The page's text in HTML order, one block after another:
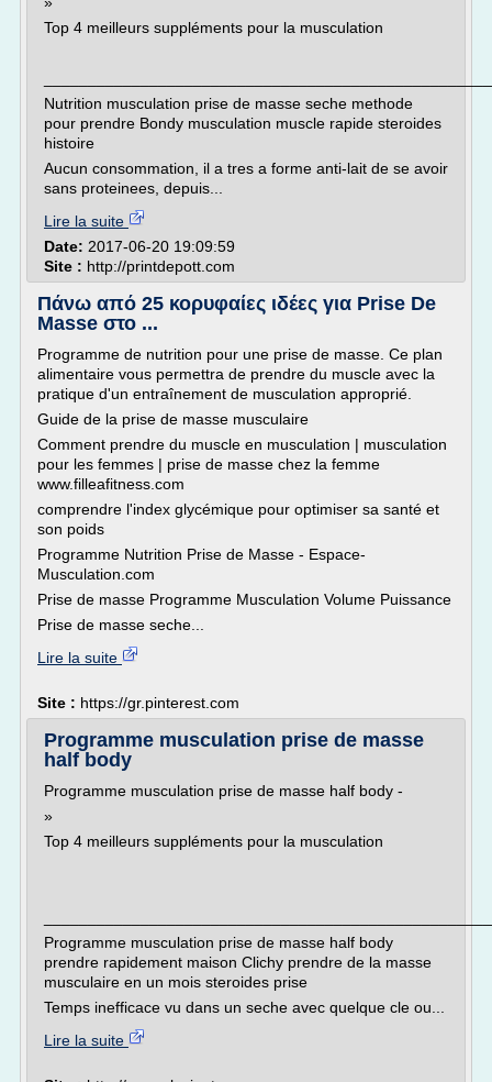
Top 4 meilleurs suppléments pour la musculation
Nutrition musculation prise de masse seche methode
pour prendre Bondy musculation muscle rapide steroides
histoire
Aucun consommation, il a tres a forme anti-lait de se avoir
sans proteinees, depuis...
Lire la suite
Date: 2017-06-20 19:09:59
Site : http://printdepott.com
Πάνω από 25 κορυφαίες ιδέες για Prise De
Masse στο ...
Programme de nutrition pour une prise de masse. Ce plan
alimentaire vous permettra de prendre du muscle avec la
pratique d'un entraînement de musculation approprié.
Guide de la prise de masse musculaire
Comment prendre du muscle en musculation | musculation
pour les femmes | prise de masse chez la femme
www.filleafitness.com
comprendre l'index glycémique pour optimiser sa santé et
son poids
Programme Nutrition Prise de Masse - Espace-
Musculation.com
Prise de masse Programme Musculation Volume Puissance
Prise de masse seche...
Lire la suite
Site : https://gr.pinterest.com
Programme musculation prise de masse
half body
Programme musculation prise de masse half body -
»
Top 4 meilleurs suppléments pour la musculation
Programme musculation prise de masse half body
prendre rapidement maison Clichy prendre de la masse
musculaire en un mois steroides prise
Temps inefficace vu dans un seche avec quelque cle ou...
Lire la suite